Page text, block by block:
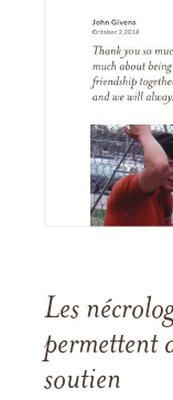
Les
permettent
soutien